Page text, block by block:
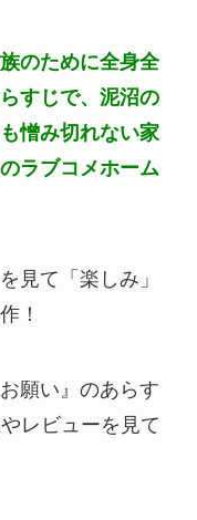
のために全身全
すじで、泥沼の
憎み切れない家
ラブコメホーム
見て「楽しみ」
！
願い』のあらす
レビューを見て